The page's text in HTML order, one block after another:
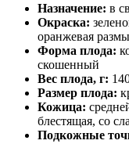
Назначение: в
Окраска:
оранжевая
Форма плода:
скошенный
Вес плода, г:
Размер плода:
Кожица:
блестящая, со
Подкожные